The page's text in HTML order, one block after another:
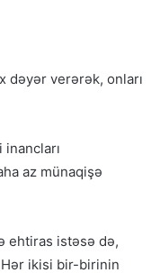
dəyər verərək, onları
az münaqişə
ehtiras istəsə də,
Hər ikisi bir-birinin